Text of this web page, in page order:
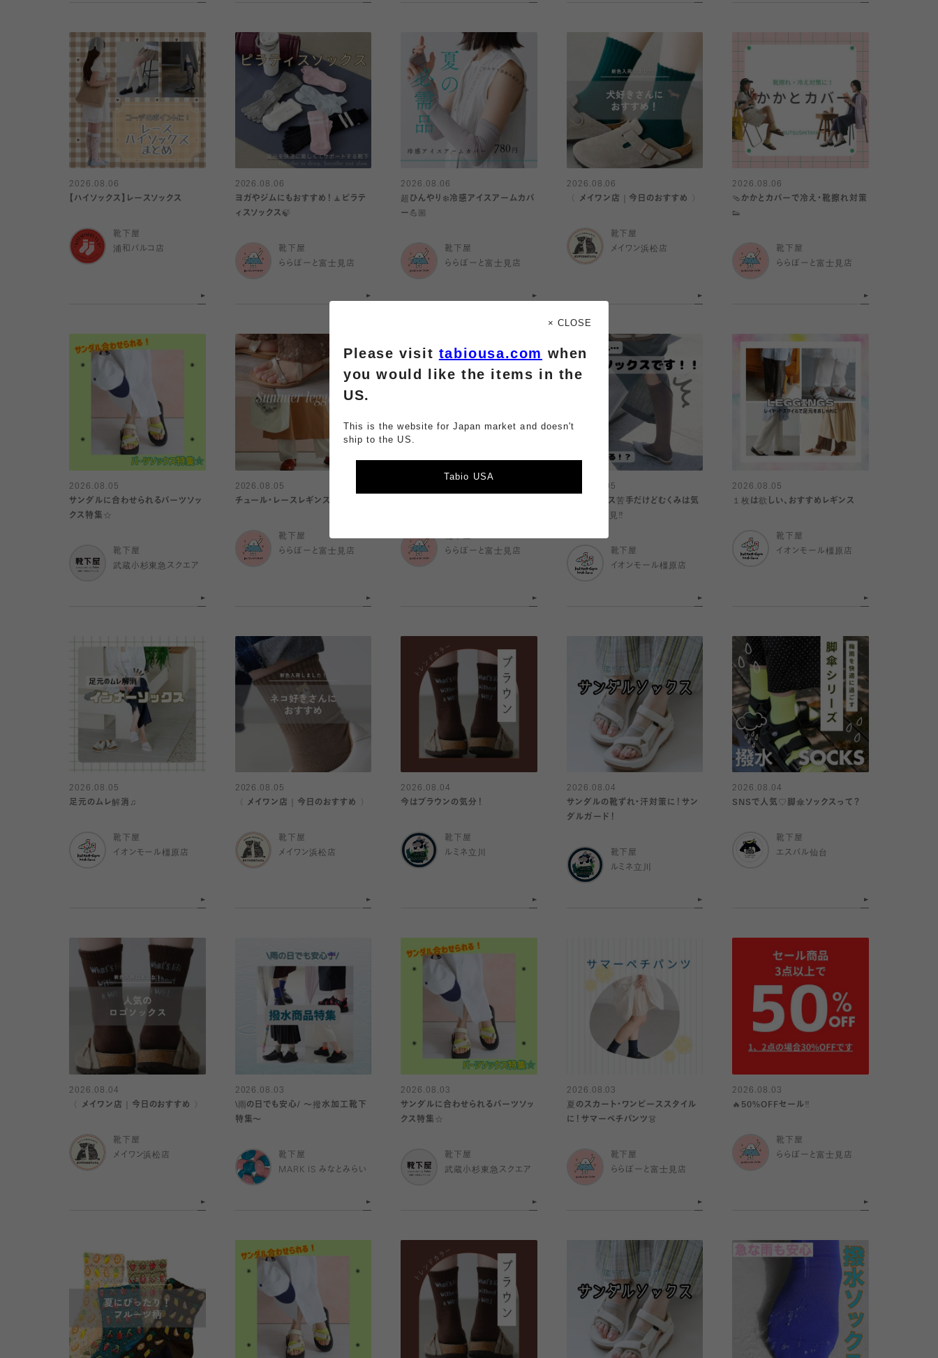
2026.08.06
【ハイソックス】レースソックス
靴下屋
浦和パルコ店
2026.08.06
ヨガやジムにもおすすめ！🧘ピラテ
ィスソックス🍃
靴下屋
ららぽーと富士見店
2026.08.06
超ひんやり❄️冷感アイスアームカバ
ー💪🏼
靴下屋
ららぽーと富士見店
2026.08.06
〈 メイワン店｜今日のおすすめ 〉
靴下屋
メイワン浜松店
2026.08.06
🩴かかとカバーで冷え・靴擦れ対策
👟
靴下屋
ららぽーと富士見店
2026.08.05
サンダルに合わせられるパーツソッ
クス特集☆
靴下屋
武蔵小杉東急スクエア
2026.08.05
チュール・レースレギンス🍃
靴下屋
ららぽーと富士見店
靴下屋
ららぽーと富士見店
2026.08.05
着圧ソックス苦手だけどむくみは気
になる方必見‼️
靴下屋
イオンモール橿原店
2026.08.05
１枚は欲しい、おすすめレギンス
靴下屋
イオンモール橿原店
2026.08.05
足元のムレ解消♫
靴下屋
イオンモール橿原店
2026.08.05
〈 メイワン店｜今日のおすすめ 〉
靴下屋
メイワン浜松店
2026.08.04
今はブラウンの気分！
靴下屋
ルミネ立川
2026.08.04
サンダルの靴ずれ・汗対策に！サン
ダルガード！
靴下屋
ルミネ立川
2026.08.04
SNSで人気♡脚傘ソックスって？
靴下屋
エスパル仙台
2026.08.04
〈 メイワン店｜今日のおすすめ 〉
靴下屋
メイワン浜松店
2026.08.03
\雨の日でも安心/ 〜撥水加工靴下
特集〜
靴下屋
MARK IS みなとみらい
2026.08.03
サンダルに合わせられるパーツソッ
クス特集☆
靴下屋
武蔵小杉東急スクエア
2026.08.03
夏のスカート・ワンピーススタイル
に！サマーペチパンツ👗
靴下屋
ららぽーと富士見店
2026.08.03
🔥50%OFFセール‼️
靴下屋
ららぽーと富士見店
× CLOSE
Please visit tabiousa.com when
you would like the items in the
US.
This is the website for Japan market and doesn't
ship to the US.
Tabio USA